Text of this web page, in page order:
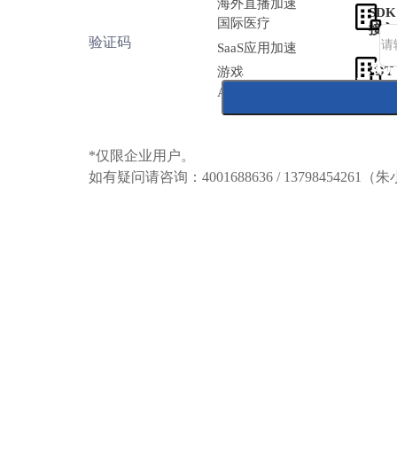
SDK
接入
IOT
客
客
海外直播加速
SaaS应用加速
AI大模型加速
国际医疗
游戏
Copyright ©2026 Guangdong Baijie Information Technology
验证码
*仅限企业用户。
如有疑问请咨询：4001688636 / 13798454261（朱